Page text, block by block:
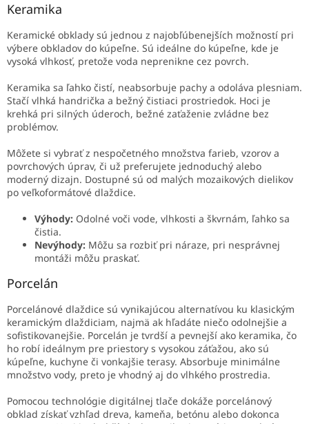
Keramika
Keramické obklady sú jednou z najobľúbenejších možností pri
výbere obkladov do kúpeľne. Sú ideálne do kúpeľne, kde je
vysoká vlhkosť, pretože voda neprenikne cez povrch.
Keramika sa ľahko čistí, neabsorbuje pachy a odoláva plesniam.
Stačí vlhká handrička a bežný čistiaci prostriedok. Hoci je
krehká pri silných úderoch, bežné zaťaženie zvládne bez
problémov.
Môžete si vybrať z nespočetného množstva farieb, vzorov a
povrchových úprav, či už preferujete jednoduchý alebo
moderný dizajn. Dostupné sú od malých mozaikových dielikov
po veľkoformátové dlaždice.
Výhody: Odolné voči vode, vlhkosti a škvrnám, ľahko sa
čistia.
Nevýhody: Môžu sa rozbiť pri náraze, pri nesprávnej
montáži môžu praskať.
Porcelán
Porcelánové dlaždice sú vynikajúcou alternatívou ku klasickým
keramickým dlaždiciam, najmä ak hľadáte niečo odolnejšie a
sofistikovanejšie. Porcelán je tvrdší a pevnejší ako keramika, čo
ho robí ideálnym pre priestory s vysokou záťažou, ako sú
kúpeľne, kuchyne či vonkajšie terasy. Absorbuje minimálne
množstvo vody, preto je vhodný aj do vlhkého prostredia.
Pomocou technológie digitálnej tlače dokáže porcelánový
obklad získať vzhľad dreva, kameňa, betónu alebo dokonca